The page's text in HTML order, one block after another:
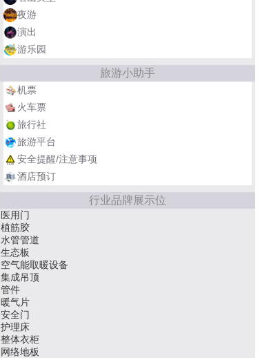
夜游
演出
游乐园
旅游小助手
机票
火车票
旅行社
旅游平台
安全提醒/注意事项
酒店预订
行业品牌展示位
卫浴洁具
玻璃杯
卷闸门
装修公司
床垫
隔热服
PVC地板
顶墙饰材
防静电地板
生活服务
防火门
加固材料